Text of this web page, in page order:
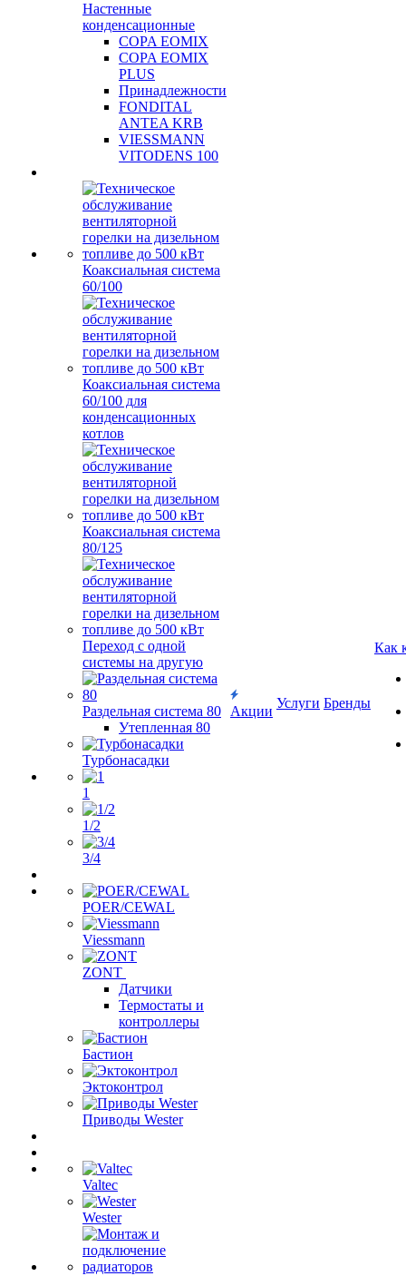
Настенные
конденсационные
COPA EOMIX
COPA EOMIX
PLUS
Принадлежности
FONDITAL
ANTEA KRB
VIESSMANN
VITODENS 100
Коаксиальная система
60/100
Коаксиальная система
60/100 для
конденсационных
котлов
Коаксиальная система
80/125
Переход с одной
системы на другую
Раздельная система 80
Утепленная 80
Турбонасадки
1
1/2
3/4
POER/CEWAL
Viessmann
ZONT
Датчики
Термостаты и
контроллеры
Бастион
Эктоконтрол
Приводы Wester
Valtec
Wester
Акции
Услуги Бренды
Как